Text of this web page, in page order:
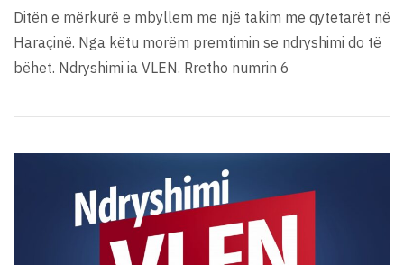
Ditën e mërkurë e mbyllem me një takim me qytetarët në
Haraçinë. Nga këtu morëm premtimin se ndryshimi do të
bëhet. Ndryshimi ia VLEN. Rretho numrin 6